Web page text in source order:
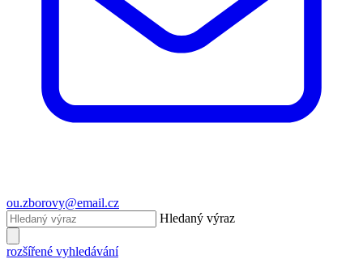
ou.zborovy@email.cz
Hledaný výraz
rozšířené vyhledávání